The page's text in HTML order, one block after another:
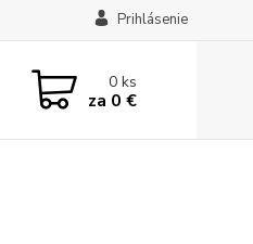
Prihlásenie
0ks
za 0 €